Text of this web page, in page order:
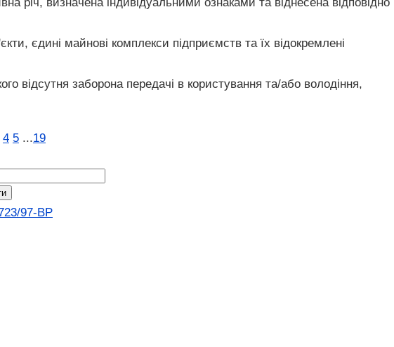
єдині майнові комплекси підприємств та їх відокремлені
відсутня заборона передачі в користування та/або володіння,
4 5 ...19
97-ВР